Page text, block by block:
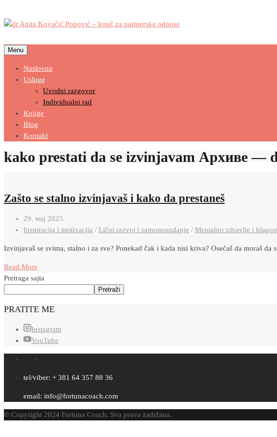
Menu
Naslovna
Usluge
Uvodni razgovor
Individualni rad
Knjige
Blog
Kontakt
kako prestati da se izvinjavam Архиве —
Zašto se stalno izvinjavaš i kako da prestaneš
29. мај 2025.
Inspiracija i motivacija / Lični razvoj i samopouzdanje / Mentalno zdravlje i
Izvinjavaš se svima, stalno i za sve? Ponekad čak i kada nisi kriva? Osećaš da moraš
Read More
Pretraga sajta
Pretraži
PRATITE ME
Instagram
YouTube
tel/viber: + 381 64 357 88 36
email: info@fortunacoach.com
© Copyright 2024 Fortuna Coach. Sva prava zadržana.